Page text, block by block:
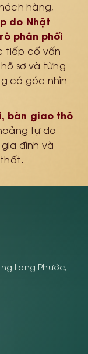
hàng,
do Nhật
phân phối
tiếp cố vấn
sơ và từng
có góc nhìn
bàn giao thô
tự do
đình và
Long Phước,